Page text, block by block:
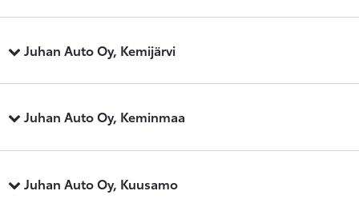
Juhan Auto Oy, Kemijärvi
Juhan Auto Oy, Keminmaa
Juhan Auto Oy, Kuusamo